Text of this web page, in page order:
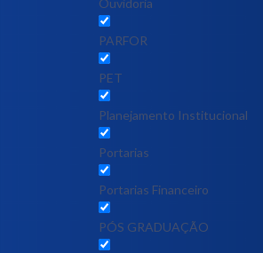
Ouvidoria
PARFOR
PET
Planejamento Institucional
Portarias
Portarias Financeiro
PÓS GRADUAÇÃO